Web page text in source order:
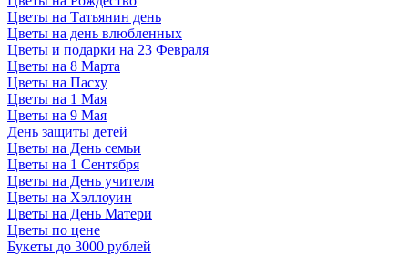
Цветы на Татьянин день
Цветы на день влюбленных
Цветы и подарки на 23 Февраля
Цветы на 8 Марта
Цветы на Пасху
Цветы на 1 Мая
Цветы на 9 Мая
День защиты детей
Цветы на День семьи
Цветы на 1 Сентября
Цветы на День учителя
Цветы на Хэллоуин
Цветы на День Матери
Цветы по цене
Букеты до 3000 рублей